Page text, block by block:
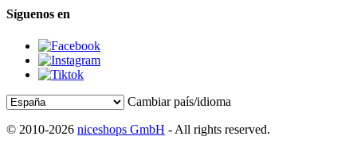
Síguenos en
Cambiar país/idioma
© 2010-2026 niceshops GmbH - All rights reserved.